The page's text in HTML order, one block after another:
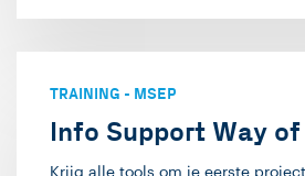
TRAINING - MSEP
Info Support Way